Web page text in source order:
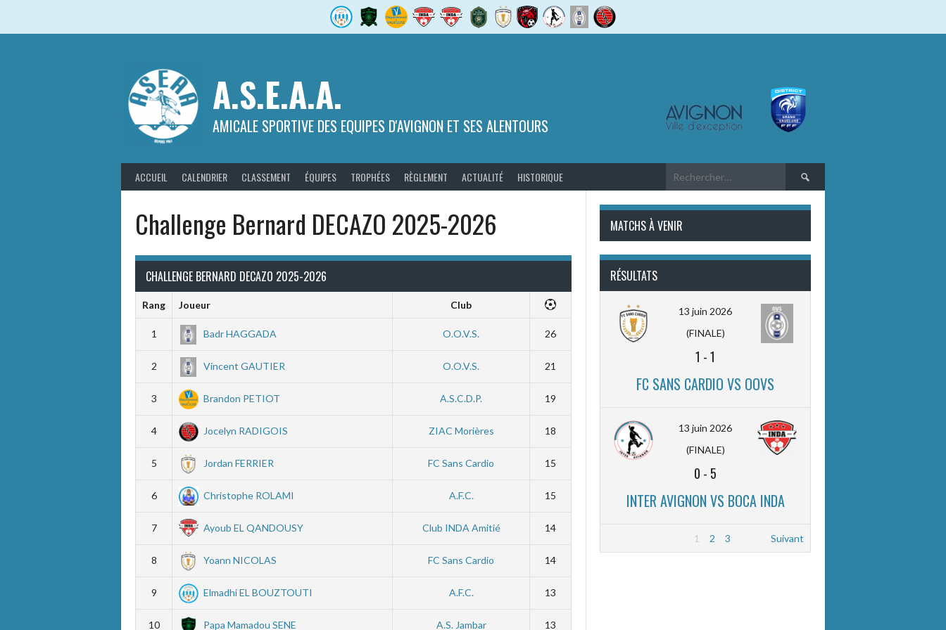
A.S.E.A.A.
AMICALE SPORTIVE DES EQUIPES D'AVIGNON ET SES ALENTOURS
ACCUEIL CALENDRIER CLASSEMENT ÉQUIPES TROPHÉES RÈGLEMENT ACTUALITÉ HISTORIQUE Rechercher :
Challenge Bernard DECAZO 2025-2026
CHALLENGE BERNARD DECAZO 2025-2026
Rang Joueur Club
1 Badr HAGGADA O.O.V.S. 26
2 Vincent GAUTIER O.O.V.S. 21
3 Brandon PETIOT A.S.C.D.P. 19
4 Jocelyn RADIGOIS ZIAC Morières 18
5 Jordan FERRIER FC Sans Cardio 15
6 Christophe ROLAMI A.F.C. 15
7 Ayoub EL QANDOUSY Club INDA Amitié 14
8 Yoann NICOLAS FC Sans Cardio 14
9 Elmadhi EL BOUZTOUTI A.F.C. 13
10 Papa Mamadou SENE A.S. Jambar 13
MATCHS À VENIR
RÉSULTATS
13 juin 2026
(FINALE)
1 -1
FC SANS CARDIO VS OOVS
13 juin 2026
(FINALE)
0 - 5
INTER AVIGNON VS BOCA INDA
1 2 3 Suivant